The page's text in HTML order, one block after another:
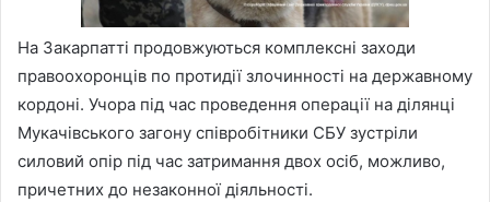
На Закарпатті продовжуються комплексні заходи
правоохоронців по протидії злочинності на державному
кордоні. Учора під час проведення операції на ділянці
Мукачівського загону співробітники СБУ зустріли
силовий опір під час затримання двох осіб, можливо,
причетних до незаконної діяльності.